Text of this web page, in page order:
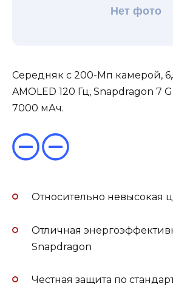
Середняк с 200-Мп камерой,
AMOLED 120 Гц, Snapdragon 7
7000 мАч.
Относительно невысокая
Отличная
Snapdragon
Честная защита по